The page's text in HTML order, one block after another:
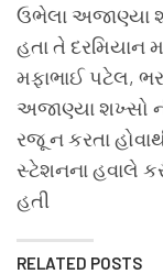
ઉભેલા અજાણ્યા
હતા તે દરમિયાન
મફાભાઈ પટેલ,
અજાણ્યા શખ્સો
રજૂ ન કરતા
સ્ટેશનના હવાલે
હતી
RELATED POSTS